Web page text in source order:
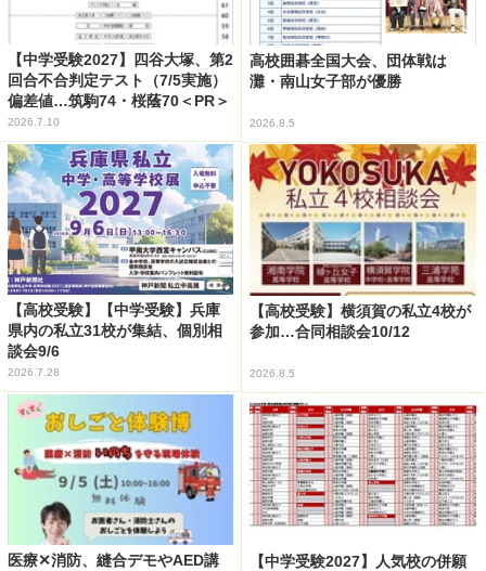
【中学受験2027】四谷大塚、第2
回合不合判定テスト（7/5実施）
偏差値…筑駒74・桜蔭70＜PR＞
2026.7.10
高校囲碁全国大会、団体戦は
灘・南山女子部が優勝
2026.8.5
【高校受験】【中学受験】兵庫
県内の私立31校が集結、個別相
談会9/6
2026.7.28
【高校受験】横須賀の私立4校が
参加…合同相談会10/12
2026.8.5
医療✕消防、縫合デモやAED講
【中学受験2027】人気校の併願